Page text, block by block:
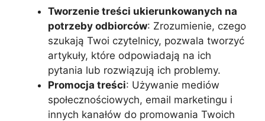
Tworzenie treści ukierunkowanych na
potrzeby odbiorców: Zrozumienie, czego
szukają Twoi czytelnicy, pozwala tworzyć
artykuły, które odpowiadają na ich
pytania lub rozwiązują ich problemy.
Promocja treści: Używanie mediów
społecznościowych, email marketingu i
innych kanałów do promowania Twoich